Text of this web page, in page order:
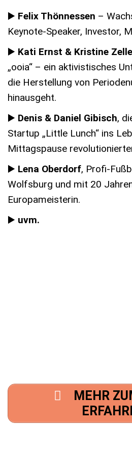
▶️ Felix Thönnessen –
Keynote-Speaker, Investor,
▶️ Kati Ernst & Kristine
„ooia“ – ein aktivistisches
die Herstellung von
hinausgeht.
▶️ Denis & Daniel Gibisch,
Startup „Little Lunch“ ins
Mittagspause
▶️ Lena Oberdorf, Profi-
Wolfsburg und mit 20
Europameisterin.
▶️ uvm.
MEHR